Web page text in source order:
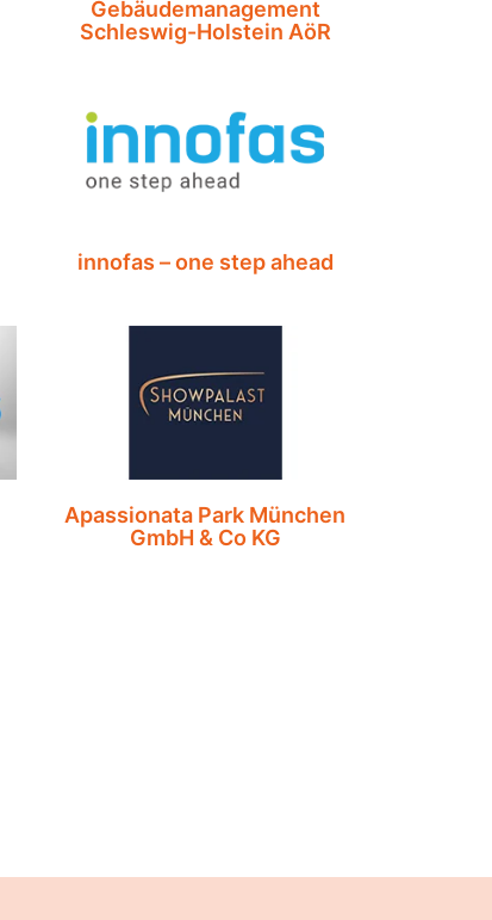
Gebäudemanagement
Schleswig-Holstein AöR
innofas – one step ahead
Apassionata Park München
GmbH & Co KG